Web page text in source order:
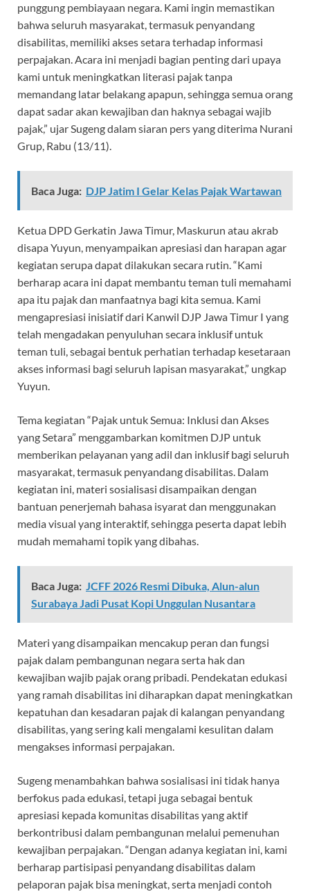
punggung pembiayaan negara. Kami ingin memastikan
bahwa seluruh masyarakat, termasuk penyandang
disabilitas, memiliki akses setara terhadap informasi
perpajakan. Acara ini menjadi bagian penting dari upaya
kami untuk meningkatkan literasi pajak tanpa
memandang latar belakang apapun, sehingga semua orang
dapat sadar akan kewajiban dan haknya sebagai wajib
pajak,” ujar Sugeng dalam siaran pers yang diterima Nurani
Grup, Rabu (13/11).
Baca Juga: DJP Jatim I Gelar Kelas Pajak Wartawan
Ketua DPD Gerkatin Jawa Timur, Maskurun atau akrab
disapa Yuyun, menyampaikan apresiasi dan harapan agar
kegiatan serupa dapat dilakukan secara rutin. “Kami
berharap acara ini dapat membantu teman tuli memahami
apa itu pajak dan manfaatnya bagi kita semua. Kami
mengapresiasi inisiatif dari Kanwil DJP Jawa Timur I yang
telah mengadakan penyuluhan secara inklusif untuk
teman tuli, sebagai bentuk perhatian terhadap kesetaraan
akses informasi bagi seluruh lapisan masyarakat,” ungkap
Yuyun.
Tema kegiatan “Pajak untuk Semua: Inklusi dan Akses
yang Setara” menggambarkan komitmen DJP untuk
memberikan pelayanan yang adil dan inklusif bagi seluruh
masyarakat, termasuk penyandang disabilitas. Dalam
kegiatan ini, materi sosialisasi disampaikan dengan
bantuan penerjemah bahasa isyarat dan menggunakan
media visual yang interaktif, sehingga peserta dapat lebih
mudah memahami topik yang dibahas.
Baca Juga: JCFF 2026 Resmi Dibuka, Alun-alun
Surabaya Jadi Pusat Kopi Unggulan Nusantara
Materi yang disampaikan mencakup peran dan fungsi
pajak dalam pembangunan negara serta hak dan
kewajiban wajib pajak orang pribadi. Pendekatan edukasi
yang ramah disabilitas ini diharapkan dapat meningkatkan
kepatuhan dan kesadaran pajak di kalangan penyandang
disabilitas, yang sering kali mengalami kesulitan dalam
mengakses informasi perpajakan.
Sugeng menambahkan bahwa sosialisasi ini tidak hanya
berfokus pada edukasi, tetapi juga sebagai bentuk
apresiasi kepada komunitas disabilitas yang aktif
berkontribusi dalam pembangunan melalui pemenuhan
kewajiban perpajakan. “Dengan adanya kegiatan ini, kami
berharap partisipasi penyandang disabilitas dalam
pelaporan pajak bisa meningkat, serta menjadi contoh